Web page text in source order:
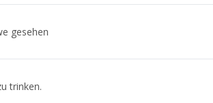
gesehen
trinken.